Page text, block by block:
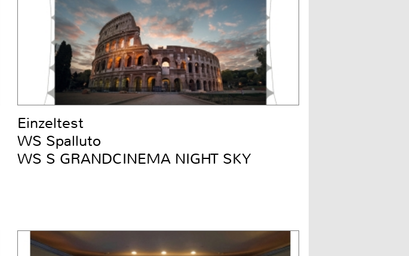
Einzeltest
WS Spalluto
WS S GRANDCINEMA NIGHT SKY